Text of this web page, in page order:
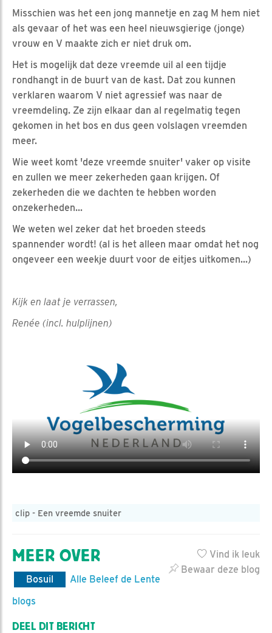
Misschien was het een jong mannetje en zag M hem niet
als gevaar of het was een heel nieuwsgierige (jonge)
vrouw en V maakte zich er niet druk om.
Het is mogelijk dat deze vreemde uil al een tijdje
rondhangt in de buurt van de kast. Dat zou kunnen
verklaren waarom V niet agressief was naar de
vreemdeling. Ze zijn elkaar dan al regelmatig tegen
gekomen in het bos en dus geen volslagen vreemden
meer.
Wie weet komt 'deze vreemde snuiter' vaker op visite
en zullen we meer zekerheden gaan krijgen. Of
zekerheden die we dachten te hebben worden
onzekerheden...
We weten wel zeker dat het broeden steeds
spannender wordt! (al is het alleen maar omdat het nog
ongeveer een weekje duurt voor de eitjes uitkomen...)
Kijk en laat je verrassen,
Renée (incl. hulplijnen)
clip - Een vreemde snuiter
Vind ik leuk
Bewaar deze blog
MEER OVER
Bosuil
Alle Beleef de Lente
blogs
DEEL DIT BERICHT